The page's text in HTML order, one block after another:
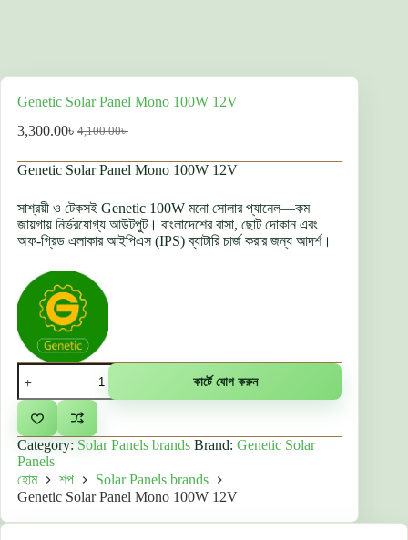
Genetic Solar Panel Mono 100W 12V
4,100.00৳
Original
was:
3,300.00৳বর্তমান
3,300.00৳ .
Genetic Solar Panel Mono 100W 12V
সাশ্রয়ী ও টেকসই Genetic 100W মনো সোলার প্যানেল—কম
জায়গায় নির্ভরযোগ্য আউটপুট। বাংলাদেশের বাসা, ছোট দোকান এবং
অফ-গ্রিড এলাকার আইপিএস (IPS) ব্যাটারি চার্জ করার জন্য আদর্শ।
Genetic
Solar
Panel
Mono
100W
12V
quantity
কার্টে যোগ করুন
Category: Solar Panels brands Brand: Genetic Solar
Panels
হোম
শপ
Solar Panels brands
Genetic Solar Panel Mono 100W 12V